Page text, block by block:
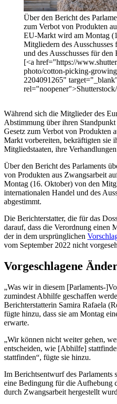
Über den Bericht des
zum Verbot von Produkten
EU-Markt wird am Montag
Mitgliedern des
und des Ausschusses für
[<a href="https://
photo/cotton-picking-
2204091265"
Während sich die Mitglieder des
Abstimmung über ihren
Gesetz zum Verbot von Produkten
Markt vorbereiten, bekräftigten sie
Mitgliedstaaten, ihre
Über den Bericht des Parlaments
von Produkten aus Zwangsarbeit
Montag (16. Oktober) von den
internationalen Handel und des
abgestimmt.
Die Berichterstatter, die für das
darauf, dass die Verordnung einen
der in dem ursprünglichen
vom September 2022 nicht
Vorgeschlagene
„Was wir in diesem [Parlaments-
zumindest Abhilfe geschaffen
Berichterstatterin Samira Rafaela
fügte hinzu, dass sie am Montag
erwarte.
„Wir können nicht weiter gehen,
entscheiden, wie [Abhilfe]
stattfinden“, fügte sie hinzu.
Im Berichtsentwurf des Parlaments
eine Bedingung für die Aufhebung
durch Zwangsarbeit hergestellt